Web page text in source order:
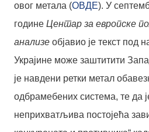
овог метала (ОВДЕ). У
године Центар за европске
анализе објавио је текст под
Украјине може заштитити
је навдени ретки метал
одбрамебених система, те да
неприхватљива постојећа